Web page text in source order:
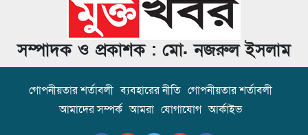
সম্পাদক ও প্রকাশক : মো. নজরুল ইসলাম
গোপনীয়তার শর্তাবলী ব্যবহারের নীতি গোপনীয়তার শর্তাবলী
আমাদের সম্পর্ক আমরা যোগাযোগ আর্কাইভ